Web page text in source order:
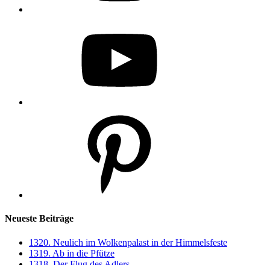
Neueste Beiträge
1320. Neulich im Wolkenpalast in der Himmelsfeste
1319. Ab in die Pfütze